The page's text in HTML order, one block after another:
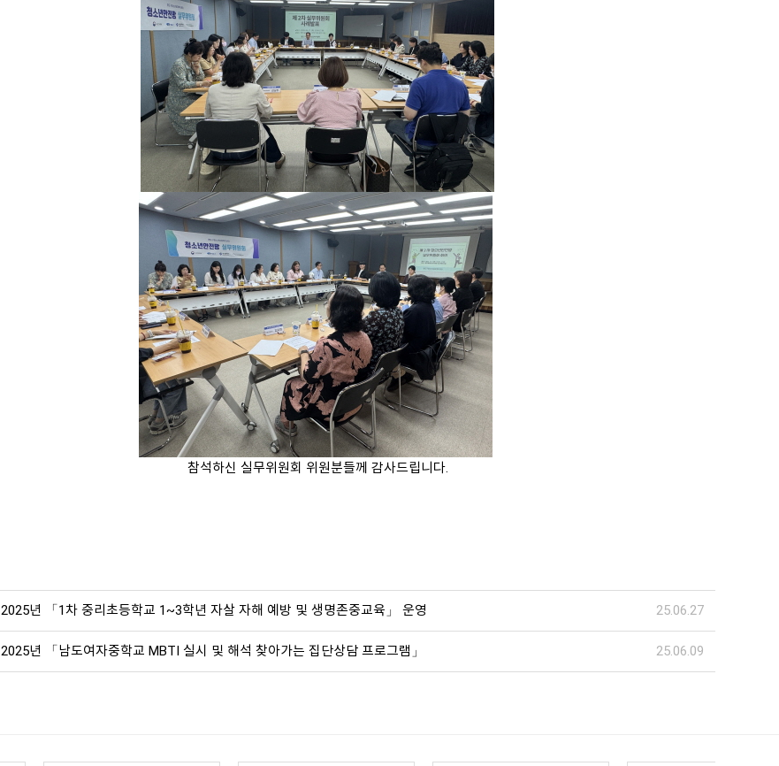
참석하신 실무위원회 위원분들께 감사드립니다.
2025년 「1차 중리초등학교 1~3학년 자살 자해 예방 및 생명존중교육」 운영 25.06.27
2025년 「남도여자중학교 MBTI 실시 및 해석 찾아가는 집단상담 프로그램」 25.06.09